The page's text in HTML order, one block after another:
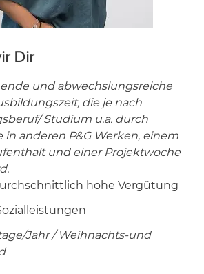
Dir
und abwechslungsreiche
die je nach
Studium u.a. durch
in anderen P&G Werken, einem
und einer Projektwoche
hohe Vergütung
Jahr / Weihnachts-und